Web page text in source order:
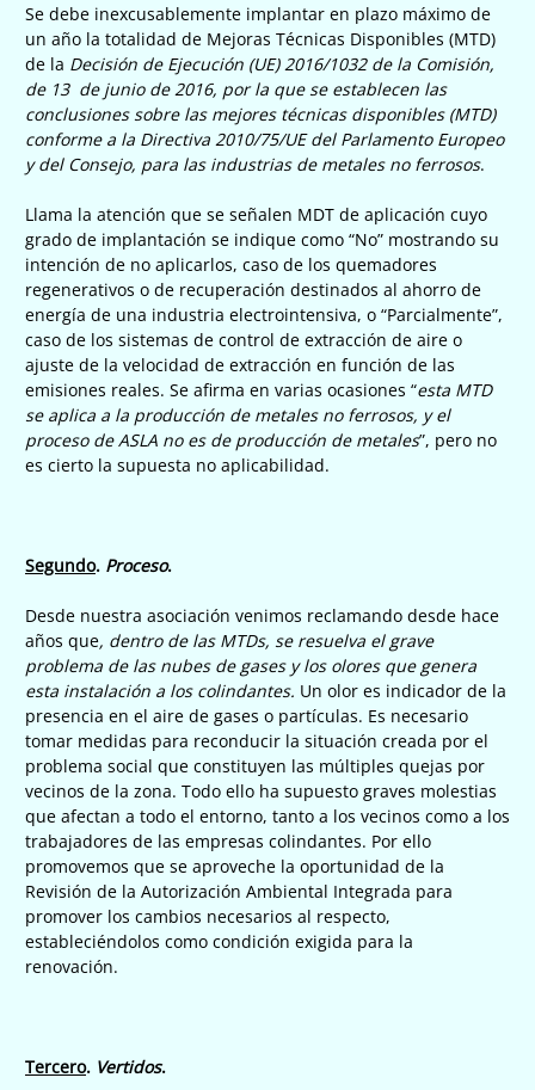
Se debe inexcusablemente implantar en plazo máximo de
un año la totalidad de Mejoras Técnicas Disponibles (MTD)
de la Decisión de Ejecución (UE) 2016/1032 de la Comisión,
de 13 de junio de 2016, por la que se establecen las
conclusiones sobre las mejores técnicas disponibles (MTD)
conforme a la Directiva 2010/75/UE del Parlamento Europeo
y del Consejo, para las industrias de metales no ferrosos.
Llama la atención que se señalen MDT de aplicación cuyo
grado de implantación se indique como “No” mostrando su
intención de no aplicarlos, caso de los quemadores
regenerativos o de recuperación destinados al ahorro de
energía de una industria electrointensiva, o “Parcialmente”,
caso de los sistemas de control de extracción de aire o
ajuste de la velocidad de extracción en función de las
emisiones reales. Se afirma en varias ocasiones “esta MTD
se aplica a la producción de metales no ferrosos, y el
proceso de ASLA no es de producción de metales”, pero no
es cierto la supuesta no aplicabilidad.
Segundo. Proceso.
Desde nuestra asociación venimos reclamando desde hace
años que, dentro de las MTDs, se resuelva el grave
problema de las nubes de gases y los olores que genera
esta instalación a los colindantes. Un olor es indicador de la
presencia en el aire de gases o partículas. Es necesario
tomar medidas para reconducir la situación creada por el
problema social que constituyen las múltiples quejas por
vecinos de la zona. Todo ello ha supuesto graves molestias
que afectan a todo el entorno, tanto a los vecinos como a los
trabajadores de las empresas colindantes. Por ello
promovemos que se aproveche la oportunidad de la
Revisión de la Autorización Ambiental Integrada para
promover los cambios necesarios al respecto,
estableciéndolos como condición exigida para la
renovación.
Tercero. Vertidos.